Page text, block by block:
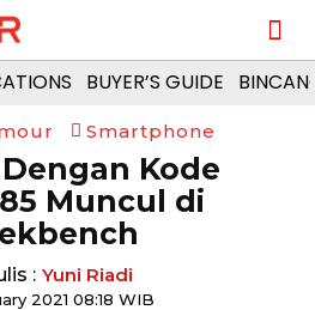
BUYER’S GUIDE
Smartphone
Kode
Muncul di
: Yuni Riadi
2021 08:18 WIB